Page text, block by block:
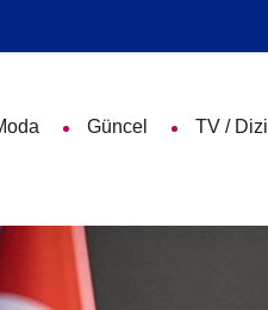
Güncel TV / Dizi